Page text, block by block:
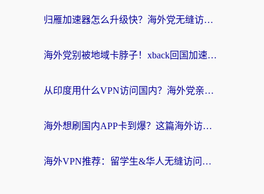
归雁加速器怎么升级快？海外党无缝访问国内资源的全攻略（附免费VPN推荐Dcard热门款）
海外党别被地域卡脖子！xback回国加速器选择全攻略，轻松刷剧玩国服
从印度用什么VPN访问国内？海外党亲测的无缝回国上网指南
海外想刷国内APP卡到爆？这篇海外访问国内服务器加速指南帮你解决所有问题
海外VPN推荐：留学生&华人无缝访问国内资源的避坑指南